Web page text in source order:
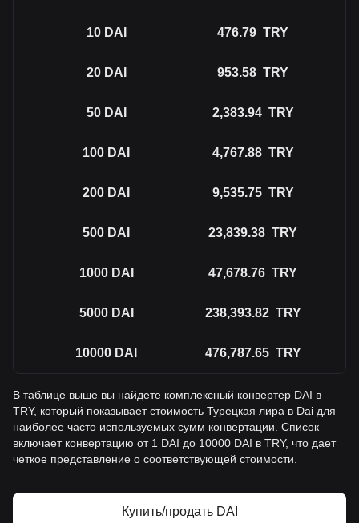
10 DAI 476.79 TRY
20 DAI 953.58 TRY
50 DAI 2,383.94 TRY
100 DAI 4,767.88 TRY
200 DAI 9,535.75 TRY
500 DAI 23,839.38 TRY
1000 DAI 47,678.76 TRY
5000 DAI 238,393.82 TRY
10000 DAI 476,787.65 TRY
В таблице выше вы найдете комплексный конвертер DAI в
TRY, который показывает стоимость Турецкая лира в Dai для
наиболее часто используемых сумм конвертации. Список
включает конвертацию от 1 DAI до 10000 DAI в TRY, что дает
четкое представление о соответствующей стоимости.
Купить/продать DAI